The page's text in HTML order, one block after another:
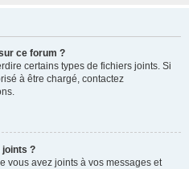
ce forum ?
certains types de fichiers joints. Si
à être chargé, contactez
?
vous avez joints à vos messages et